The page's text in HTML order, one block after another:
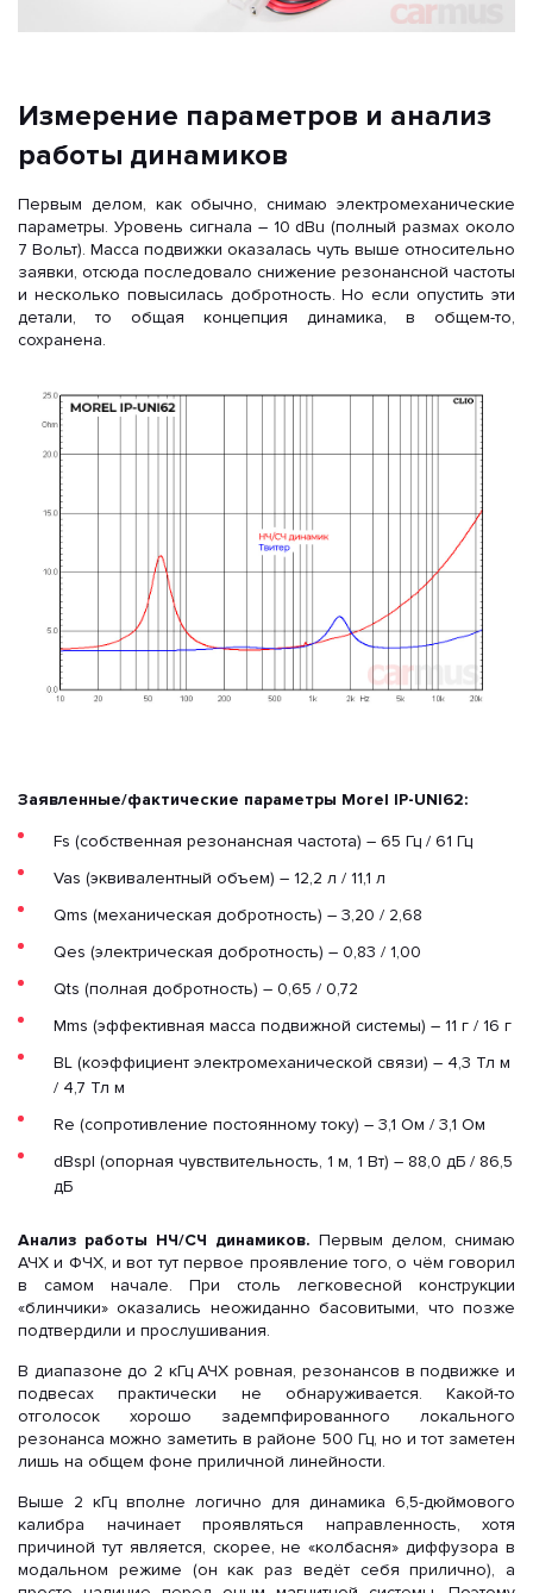
Измерение параметров и анализ
работы динамиков
Первым делом, как обычно, снимаю электромеханические
параметры. Уровень сигнала – 10 dBu (полный размах около
7 Вольт). Масса подвижки оказалась чуть выше относительно
заявки, отсюда последовало снижение резонансной частоты
и несколько повысилась добротность. Но если опустить эти
детали, то общая концепция динамика, в общем-то,
сохранена.
Заявленные/фактические параметры Morel IP-UNI62:
Fs (собственная резонансная частота) – 65 Гц / 61 Гц
Vas (эквивалентный объем) – 12,2 л / 11,1 л
Qms (механическая добротность) – 3,20 / 2,68
Qes (электрическая добротность) – 0,83 / 1,00
Qts (полная добротность) – 0,65 / 0,72
Mms (эффективная масса подвижной системы) – 11 г / 16 г
BL (коэффициент электромеханической связи) – 4,3 Тл м
/ 4,7 Тл м
Re (сопротивление постоянному току) – 3,1 Ом / 3,1 Ом
dBspl (опорная чувствительность, 1 м, 1 Вт) – 88,0 дБ / 86,5
дБ
Анализ работы НЧ/СЧ динамиков. Первым делом, снимаю
АЧХ и ФЧХ, и вот тут первое проявление того, о чём говорил
в самом начале. При столь легковесной конструкции
«блинчики» оказались неожиданно басовитыми, что позже
подтвердили и прослушивания.
В диапазоне до 2 кГц АЧХ ровная, резонансов в подвижке и
подвесах практически не обнаруживается. Какой-то
отголосок хорошо задемпфированного локального
резонанса можно заметить в районе 500 Гц, но и тот заметен
лишь на общем фоне приличной линейности.
Выше 2 кГц вполне логично для динамика 6,5-дюймового
калибра начинает проявляться направленность, хотя
причиной тут является, скорее, не «колбасня» диффузора в
модальном режиме (он как раз ведёт себя прилично), а